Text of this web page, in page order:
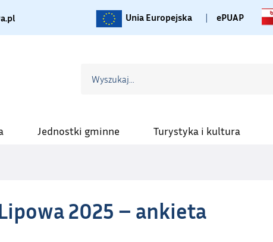
Unia Europejska | ePUAP
Jednostki gminne Turystyka i kultura
2025 – ankieta